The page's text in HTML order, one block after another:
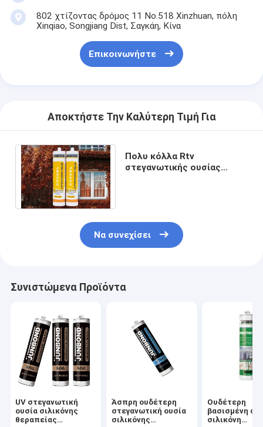
802 χτίζοντας δρόμος 11 No.518 Xinzhuan, πόλη
Xinqiao, Songjiang Dist, Σαγκάη, Κίνα
Επικοινωνήστε
Αποκτήστε Την Καλύτερη Τιμή Για
Πολυ κόλλα Rtv
στεγανωτικής ουσίας
Να συνεχίσει
Συνιστώμενα Προϊόντα
UV στεγανωτική
ουσία σιλικόνης
θεραπείας
Άσπρη ουδέτερη
στεγανωτική ουσία
σιλικόνης
Ουδέτερη
βασισμένη
σιλικόνη